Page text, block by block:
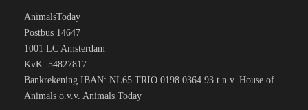
AnimalsToday
Postbus 14647
1001 LC Amsterdam
KvK: 54827817
Bankrekening IBAN: NL65 TRIO 0198 0364 93 t.n.v. House of
Animals o.v.v. Animals Today